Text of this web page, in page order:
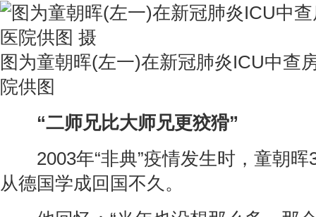
图为童朝晖(左一)在新冠肺炎ICU中
院供图
“二师兄比大师兄更狡猾”
2003年“非典”疫情发生时，童朝晖
从德国学成回国不久。